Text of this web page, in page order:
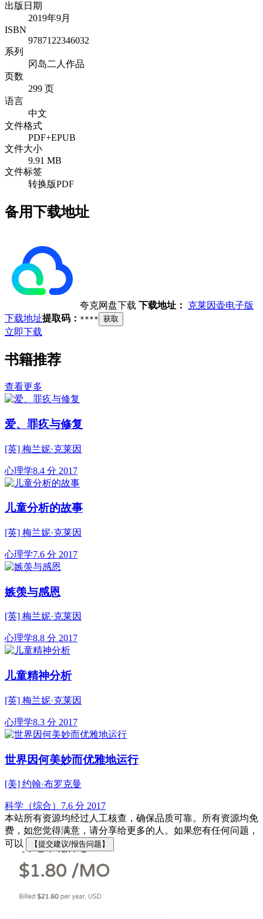
出版日期
2019年9月
ISBN
9787122346032
系列
冈岛二人作品
页数
299 页
语言
中文
文件格式
PDF+EPUB
文件大小
9.91 MB
文件标签
转换版PDF
备用下载地址
夸克网盘下载 下载地址： 克莱因壶电子版
下载地址提取码： **** 获取
立即下载
书籍推荐
查看更多
爱、罪疚与修复
[英] 梅兰妮·克莱因
心理学8.4 分 2017
儿童分析的故事
[英] 梅兰妮·克莱因
心理学7.6 分 2017
嫉羡与感恩
[英] 梅兰妮·克莱因
心理学8.8 分 2017
儿童精神分析
[英] 梅兰妮·克莱因
心理学8.3 分 2017
世界因何美妙而优雅地运行
[美] 约翰·布罗克曼
科学（综合） 7.6 分 2017
本站所有资源均经过人工核查，确保品质可靠。所有资源均免
费，如您觉得满意，请分享给更多的人。如果您有任何问题，
可以
【提交建议/报告问题】